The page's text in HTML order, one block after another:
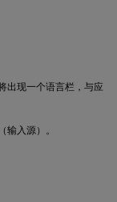
出现一个语言栏，与应
输入源）。